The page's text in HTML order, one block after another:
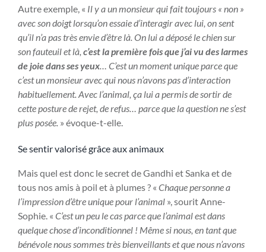
Autre exemple, « Il y a un monsieur qui fait toujours « non »
avec son doigt lorsqu’on essaie d’interagir avec lui, on sent
qu’il n’a pas très envie d’être là. On lui a déposé le chien sur
son fauteuil et là, c’est la première fois que j’ai vu des larmes
de joie dans ses yeux … C’est un moment unique parce que
c’est un monsieur avec qui nous n’avons pas d’interaction
habituellement. Avec l’animal, ça lui a permis de sortir de
cette posture de rejet, de refus… parce que la question ne s’est
plus posée. » évoque-t-elle.
Se sentir valorisé grâce aux animaux
Mais quel est donc le secret de Gandhi et Sanka et de
tous nos amis à poil et à plumes ? « Chaque personne a
l’impression d’être unique pour l’animal », sourit Anne-
Sophie. « C’est un peu le cas parce que l’animal est dans
quelque chose d’inconditionnel ! Même si nous, en tant que
bénévole nous sommes très bienveillants et que nous n’avons